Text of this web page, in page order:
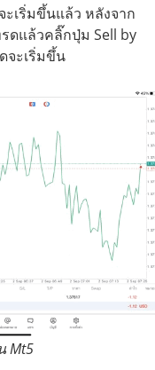
ะเริ่มขึ้นแล้ว หลังจาก
ดแล้วคลิ๊กปุ่ม Sell by
จะเริ่มขึ้น
Mt5